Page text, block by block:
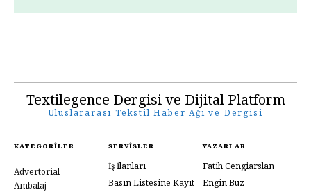
Textilegence Dergisi ve Dijital Platform
Uluslararası Tekstil Haber Ağı ve Dergisi
KATEGORILER
Advertorial
Ambalaj
SERVISLER
İş İlanları
Basın Listesine Kayıt
YAZARLAR
Fatih Cengiarslan
Engin Buz